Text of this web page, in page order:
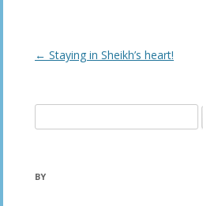
Post
← Staying in Sheikh’s heart!
for:
BY